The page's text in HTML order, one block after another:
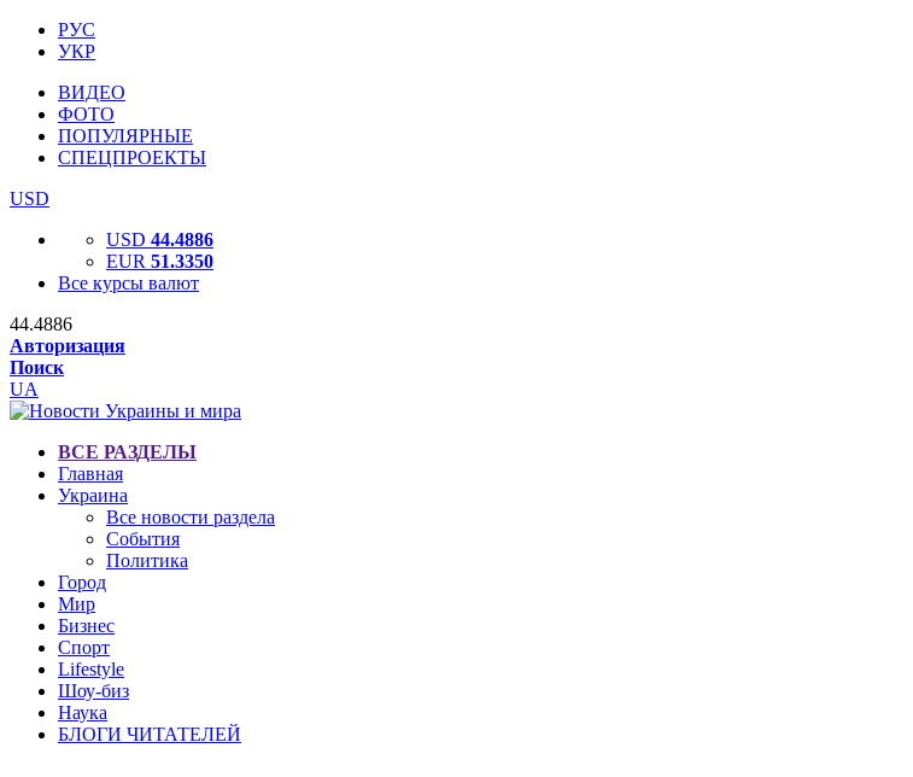
РУС
УКР
ВИДЕО
ФОТО
ПОПУЛЯРНЫЕ
СПЕЦПРОЕКТЫ
USD
USD 44.4886
EUR 51.3350
Все курсы валют
44.4886
Авторизация
Поиск
UA
ВСЕ РАЗДЕЛЫ
Главная
Украина
Все новости раздела
События
Политика
Город
Мир
Бизнес
Спорт
Lifestyle
Шоу-биз
Наука
БЛОГИ ЧИТАТЕЛЕЙ